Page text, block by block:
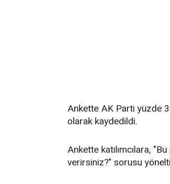
Ankette AK Parti yüzde
olarak kaydedildi.
Ankette katılımcılara,
verirsiniz?" sorusu